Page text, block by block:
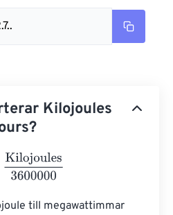
Kilojoules
3600000
till megawattimmar